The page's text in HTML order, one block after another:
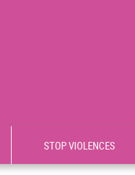
STOP VIOLENCES